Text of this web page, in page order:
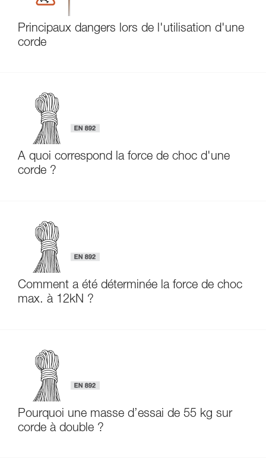
Principaux dangers lors de l'utilisation d'une
corde
À quoi correspond la force de choc d'une
corde ?
Comment a été déterminée la force de choc
max. à 12kN ?
Pourquoi une masse d’essai de 55 kg sur
corde à double ?